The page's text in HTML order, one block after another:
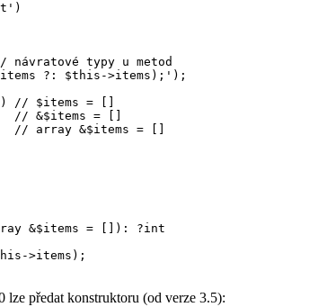
// $items = []
&$items = []): ?int
lze předat konstruktoru (od verze 3.5):